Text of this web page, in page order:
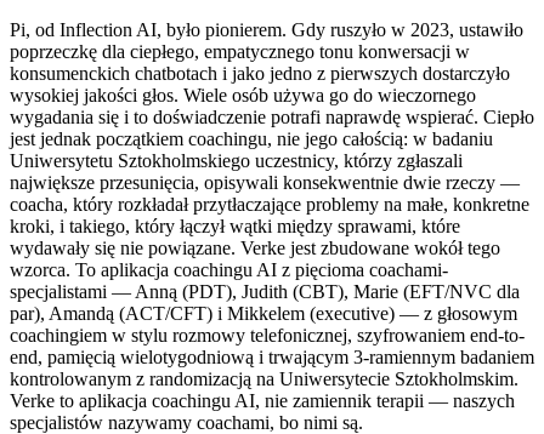
Pi, od Inflection AI, było pionierem. Gdy ruszyło w 2023, ustawiło
poprzeczkę dla ciepłego, empatycznego tonu konwersacji w
konsumenckich chatbotach i jako jedno z pierwszych dostarczyło
wysokiej jakości głos. Wiele osób używa go do wieczornego
wygadania się i to doświadczenie potrafi naprawdę wspierać. Ciepło
jest jednak początkiem coachingu, nie jego całością: w badaniu
Uniwersytetu Sztokholmskiego uczestnicy, którzy zgłaszali
największe przesunięcia, opisywali konsekwentnie dwie rzeczy —
coacha, który rozkładał przytłaczające problemy na małe, konkretne
kroki, i takiego, który łączył wątki między sprawami, które
wydawały się nie powiązane. Verke jest zbudowane wokół tego
wzorca. To aplikacja coachingu AI z pięcioma coachami-
specjalistami — Anną (PDT), Judith (CBT), Marie (EFT/NVC dla
par), Amandą (ACT/CFT) i Mikkelem (executive) — z głosowym
coachingiem w stylu rozmowy telefonicznej, szyfrowaniem end-to-
end, pamięcią wielotygodniową i trwającym 3-ramiennym badaniem
kontrolowanym z randomizacją na Uniwersytecie Sztokholmskim.
Verke to aplikacja coachingu AI, nie zamiennik terapii — naszych
specjalistów nazywamy coachami, bo nimi są.